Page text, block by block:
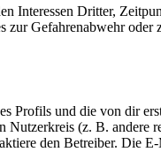
Interessen Dritter,
zur Gefahrenabwehr oder
Profils und die von dir
(z. B. andere
den Betreiber. Die